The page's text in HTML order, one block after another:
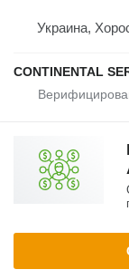
Украина,
CONTINENTAL